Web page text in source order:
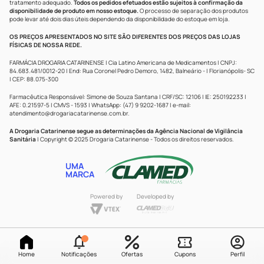
Home Notificações Ofertas Cupons Perfil
tratamento adequado. Todos os pedidos efetuados estão sujeitos à confirmação da
disponibilidade de produto em nosso estoque.O processo de separação dos produtos
pode levar até dois dias úteis dependendo da disponibilidade do estoque em loja.
OS PREÇOS APRESENTADOS NO SITE SÃO DIFERENTES DOS PREÇOS DAS LOJAS
FÍSICAS DE NOSSA REDE.
FARMÁCIA DROGARIA CATARINENSE | Cia Latino Americana de Medicamentos | CNPJ:
84.683.481/0012-20 | End: Rua Coronel Pedro Demoro, 1482, Balneário - | Florianópolis- SC
| CEP: 88.075-300
Farmacêutica Responsável: Simone de Souza Santana | CRF/SC: 12106 | IE: 250192233 |
AFE: 0.21597-5 | CMVS - 1593 | WhatsApp: (47) 9 9202-1687 | e-mail:
atendimento@drogariacatarinense.com.br.
A Drogaria Catarinense segue as determinações da Agência Nacional de Vigilância
Sanitária | Copyright © 2025 Drogaria Catarinense - Todos os direitos reservados.
UMA
MARCA
Powered by Developed by